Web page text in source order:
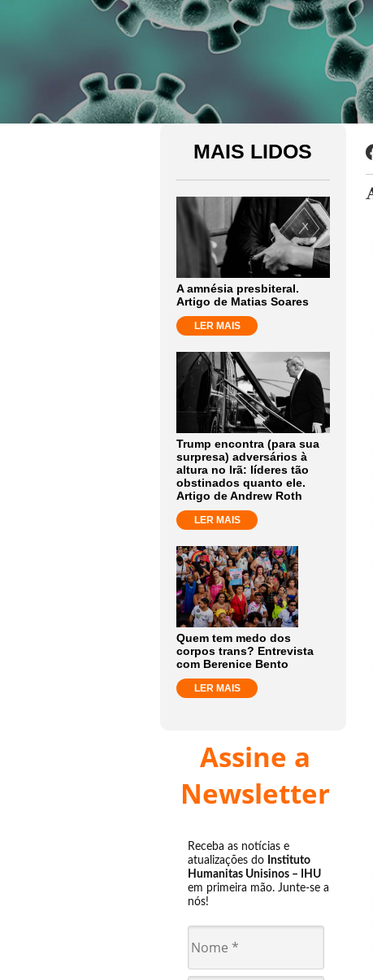
MAIS LIDOS
A amnésia presbiteral.
Artigo de Matias Soares
LER MAIS
Trump encontra (para sua
surpresa) adversários à
altura no Irã: líderes tão
obstinados quanto ele.
Artigo de Andrew Roth
LER MAIS
Quem tem medo dos
corpos trans? Entrevista
com Berenice Bento
LER MAIS
Assine a
Newsletter
Receba as notícias e
atualizações do Instituto
Humanitas Unisinos – IHU
em primeira mão. Junte-se a
nós!